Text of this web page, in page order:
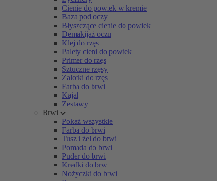
Cienie do powiek w kremie
Baza pod oczy
Błyszczące cienie do powiek
Demakijaż oczu
Klej do rzęs
Palety cieni do powiek
Primer do rzęs
Sztuczne rzęsy
Zalotki do rzęs
Farba do brwi
Kajal
Zestawy
Brwi
Pokaż wszystkie
Farba do brwi
Tusz i żel do brwi
Pomada do brwi
Puder do brwi
Kredki do brwi
Nożyczki do brwi